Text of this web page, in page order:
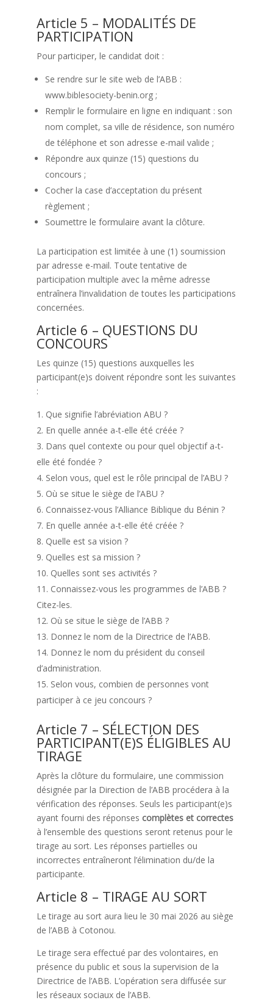
Article 5 – MODALITÉS DE
PARTICIPATION
Pour participer, le candidat doit :
Se rendre sur le site web de l’ABB :
www.biblesociety-benin.org ;
Remplir le formulaire en ligne en indiquant : son
nom complet, sa ville de résidence, son numéro
de téléphone et son adresse e-mail valide ;
Répondre aux quinze (15) questions du
concours ;
Cocher la case d’acceptation du présent
règlement ;
Soumettre le formulaire avant la clôture.
La participation est limitée à une (1) soumission
par adresse e-mail. Toute tentative de
participation multiple avec la même adresse
entraînera l’invalidation de toutes les participations
concernées.
Article 6 – QUESTIONS DU
CONCOURS
Les quinze (15) questions auxquelles les
participant(e)s doivent répondre sont les suivantes
:
Que signifie l’abréviation ABU ?
En quelle année a-t-elle été créée ?
Dans quel contexte ou pour quel objectif a-t-
elle été fondée ?
Selon vous, quel est le rôle principal de l’ABU ?
Où se situe le siège de l’ABU ?
Connaissez-vous l’Alliance Biblique du Bénin ?
En quelle année a-t-elle été créée ?
Quelle est sa vision ?
Quelles est sa mission ?
Quelles sont ses activités ?
Connaissez-vous les programmes de l’ABB ?
Citez-les.
Où se situe le siège de l’ABB ?
Donnez le nom de la Directrice de l’ABB.
Donnez le nom du président du conseil
d’administration.
Selon vous, combien de personnes vont
participer à ce jeu concours ?
Article 7 – SÉLECTION DES
PARTICIPANT(E)S ÉLIGIBLES AU
TIRAGE
Après la clôture du formulaire, une commission
désignée par la Direction de l’ABB procédera à la
vérification des réponses. Seuls les participant(e)s
ayant fourni des réponses complètes et correctes
à l’ensemble des questions seront retenus pour le
tirage au sort. Les réponses partielles ou
incorrectes entraîneront l’élimination du/de la
participante.
Article 8 – TIRAGE AU SORT
Le tirage au sort aura lieu le 30 mai 2026 au siège
de l’ABB à Cotonou.
Le tirage sera effectué par des volontaires, en
présence du public et sous la supervision de la
Directrice de l’ABB. L’opération sera diffusée sur
les réseaux sociaux de l’ABB.